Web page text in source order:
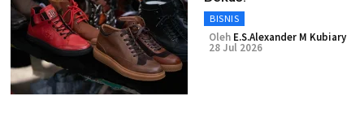
BISNIS
Oleh E.S.Alexander M Kubiary
28 Jul 2026